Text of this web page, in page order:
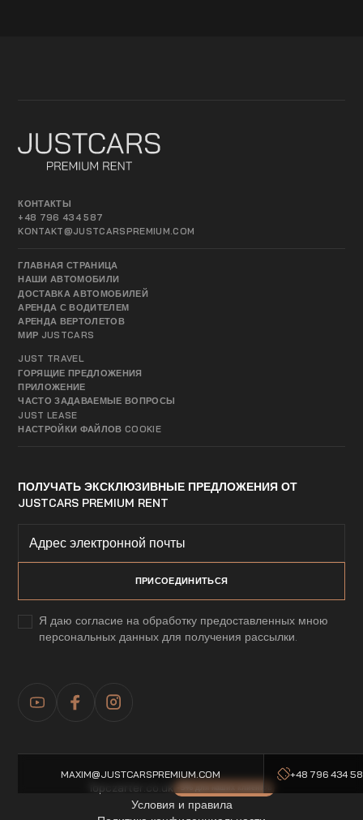
КОНТАКТЫ
+48 796 434 587
KONTAKT@JUSTCARSPREMIUM.COM
ГЛАВНАЯ СТРАНИЦА
НАШИ АВТОМОБИЛИ
ДОСТАВКА АВТОМОБИЛЕЙ
АРЕНДА С ВОДИТЕЛЕМ
АРЕНДА ВЕРТОЛЕТОВ
МИР JUSTCARS
JUST TRAVEL
ГОРЯЩИЕ ПРЕДЛОЖЕНИЯ
ПРИЛОЖЕНИЕ
ЧАСТО ЗАДАВАЕМЫЕ ВОПРОСЫ
JUST LEASE
НАСТРОЙКИ ФАЙЛОВ COOKIE
ПОЛУЧАТЬ ЭКСКЛЮЗИВНЫЕ ПРЕДЛОЖЕНИЯ ОТ
JUSTCARS PREMIUM RENT
Я даю согласие на обработку предоставленных мною
персональных данных для получения рассылки.
MAXIM@JUSTCARSPREMIUM.COM +48 796 434
Условия и правила
Topczarter.co.uk